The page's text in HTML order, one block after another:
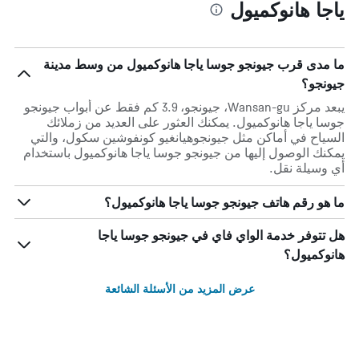
ياجا هانوكميول
ما مدى قرب جيونجو جوسا ياجا هانوكميول من وسط مدينة
جيونجو؟
يبعد مركز Wansan-gu، جيونجو، 3.9 كم فقط عن أبواب جيونجو
جوسا ياجا هانوكميول. يمكنك العثور على العديد من زملائك
السياح في أماكن مثل جيونجوهيانغيو كونفوشين سكول، والتي
يمكنك الوصول إليها من جيونجو جوسا ياجا هانوكميول باستخدام
أي وسيلة نقل.
ما هو رقم هاتف جيونجو جوسا ياجا هانوكميول؟
هل تتوفر خدمة الواي فاي في جيونجو جوسا ياجا
هانوكميول؟
عرض المزيد من الأسئلة الشائعة